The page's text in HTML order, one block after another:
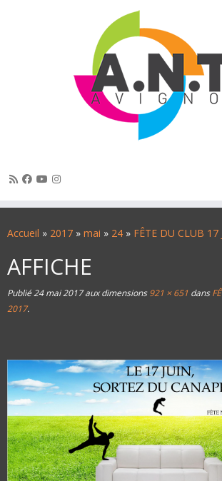
auAccueil » 2017 » mai » 24 » FÊTE DU CLUB 17
AFFICHE
Publié24 mai 2017aux dimensions921 × 651 dans
2017.